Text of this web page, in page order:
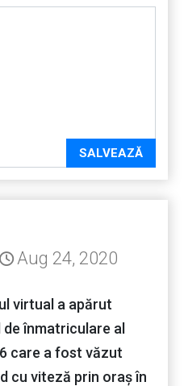
SALVEAZĂ
Aug 24, 2020
virtual a apărut
de înmatriculare al
care a fost văzut
cu viteză prin oraș în